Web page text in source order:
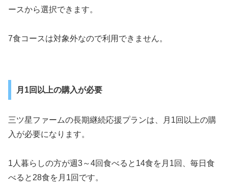
ースから選択できます。
7食コースは対象外なので利用できません。
月1回以上の購入が必要
三ツ星ファームの長期継続応援プランは、月1回以上の購
入が必要になります。
1人暮らしの方が週3～4回食べると14食を月1回、毎日食
べると28食を月1回です。